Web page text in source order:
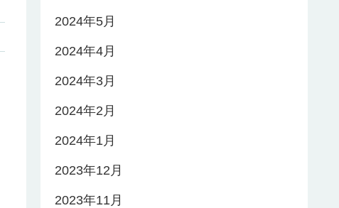
2024年5月
2024年4月
2024年3月
2024年2月
2024年1月
2023年12月
2023年11月